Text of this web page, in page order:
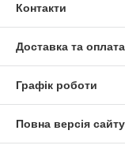
Контакти
Доставка та оплата
Графік роботи
Повна версія сайту